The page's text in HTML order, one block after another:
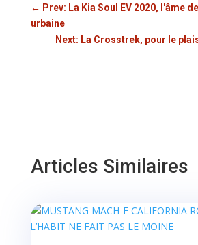
← Prev: La Kia Soul EV 2020, l'âme
urbaine
Next: La Crosstrek, pour le
Articles Similaires